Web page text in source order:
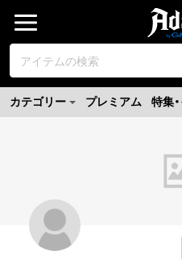
カテゴリー プレミアム 特集